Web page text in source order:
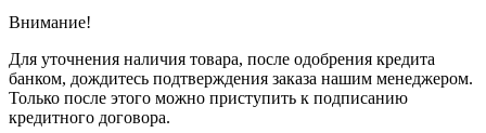
Внимание!
Для уточнения наличия товара, после одобрения кредита
банком, дождитесь подтверждения заказа нашим менеджером.
Только после этого можно приступить к подписанию
кредитного договора.